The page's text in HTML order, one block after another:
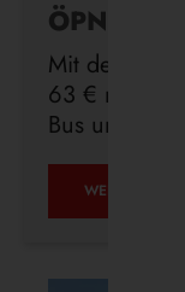
ÖPNV ist,
Mit dem
63 €
Bus und
WEITERLESEN …